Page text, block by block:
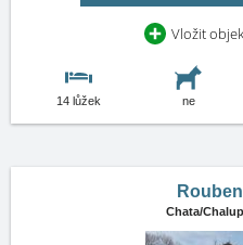
Vložit
14 lůžek ne
Chata/